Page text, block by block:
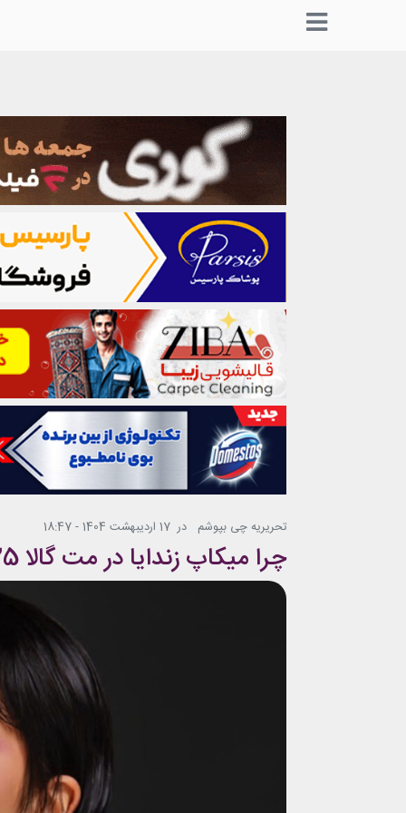
تحریریه چی بپوشم در 17 اردیبهشت 1404 - 18:47
چرا میکاپ زندایا در مت گالا 2025 به یکی از زیباترین میکاپ‌ها تبدیل شد؟